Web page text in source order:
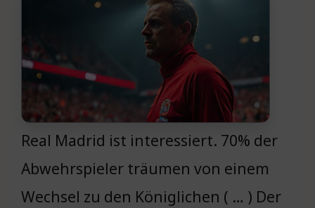
Real Madrid ist interessiert. 70% der
Abwehrspieler träumen von einem
Wechsel zu den Königlichen ( … ) Der